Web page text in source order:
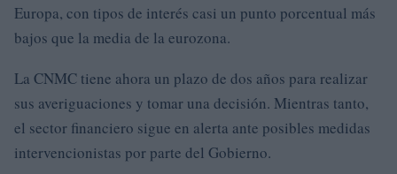
Europa, con tipos de interés casi un punto porcentual más
bajos que la media de la eurozona.
La CNMC tiene ahora un plazo de dos años para realizar
sus averiguaciones y tomar una decisión. Mientras tanto,
el sector financiero sigue en alerta ante posibles medidas
intervencionistas por parte del Gobierno.